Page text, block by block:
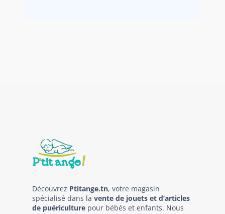
Découvrez Ptitange.tn, votre magasin
spécialisé dans la vente de jouets et d’articles
de puériculture pour bébés et enfants. Nous